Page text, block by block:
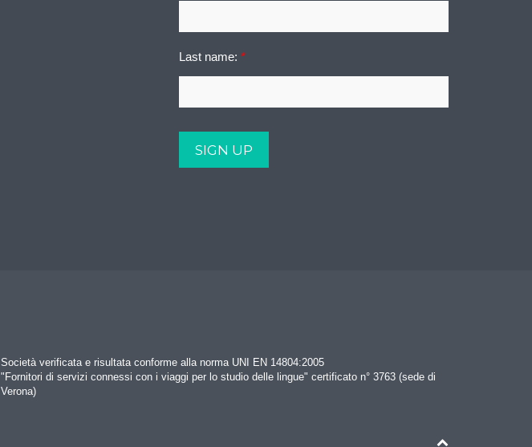
Last name: *
Società verificata e risultata conforme alla norma UNI EN 14804:2005
"Fornitori di servizi connessi con i viaggi per lo studio delle lingue" certificato n° 3763 (sede di
Verona)